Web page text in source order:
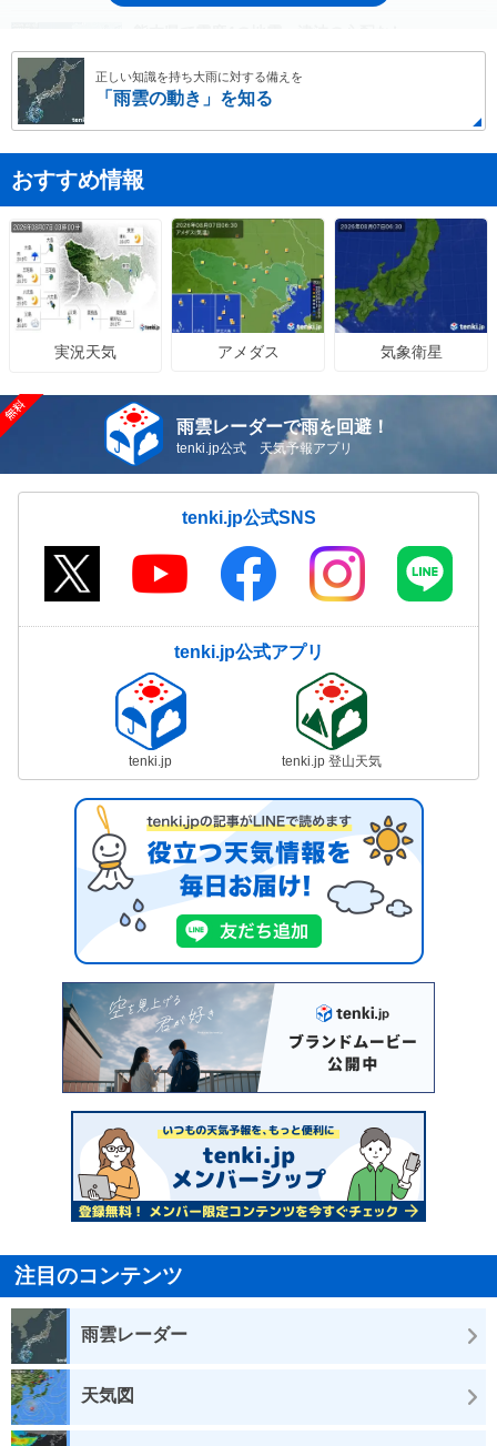
08/06(木)19:56
可能性 暴風や高波などに厳重警戒
08/06(木)18:00
お盆休みの山の天気 山の日ごろには秋の気配
も 台風などの不確定要素に注意
08/06(木)16:38
気象予報士の解説をもっと見る
正しい知識を持ち大雨に対する備えを
「雨雲の動き」を知る
おすすめ情報
実況天気 アメダス 気象衛星
雨雲レーダーで雨を回避！
tenki.jp公式 天気予報アプリ
tenki.jp公式SNS
tenki.jp公式アプリ
tenki.jp tenki.jp 登山天気
注目のコンテンツ
雨雲レーダー
天気図